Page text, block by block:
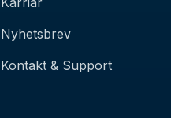
Nyhetsbrev
Kontakt & Support